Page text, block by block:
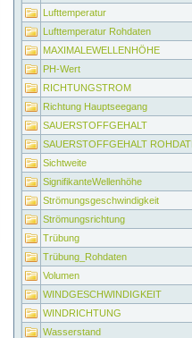
Lufttemperatur
Lufttemperatur Rohdaten
MAXIMALEWELLENHÖHE
PH-Wert
RICHTUNGSTROM
Richtung Hauptseegang
SAUERSTOFFGEHALT
SAUERSTOFFGEHALT
Sichtweite
SignifikanteWellenhöhe
Strömungsgeschwindigkeit
Strömungsrichtung
Trübung
Trübung_Rohdaten
Volumen
WINDGESCHWINDIGKEIT
WINDRICHTUNG
Wasserstand